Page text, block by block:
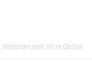
Veldonderzoek Verre Oosten